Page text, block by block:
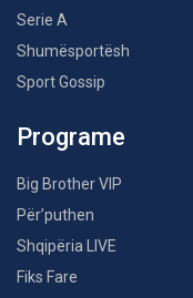
Serie A
Shumësportësh
Sport Gossip
Programe
Big Brother VIP
Për’puthen
Shqipëria LIVE
Fiks Fare